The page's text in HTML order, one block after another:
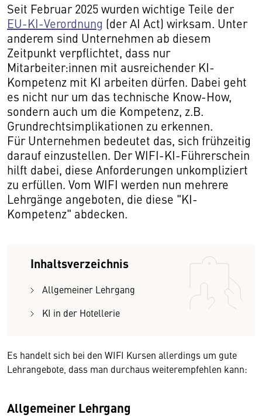
Seit Februar 2025 wurden wichtige Teile der
EU-KI-Verordnung (der AI Act) wirksam. Unter
anderem sind Unternehmen ab diesem
Zeitpunkt verpflichtet, dass nur
Mitarbeiter:innen mit ausreichender KI-
Kompetenz mit KI arbeiten dürfen. Dabei geht
es nicht nur um das technische Know-How,
sondern auch um die Kompetenz, z.B.
Grundrechtsimplikationen zu erkennen.
Für Unternehmen bedeutet das, sich frühzeitig
darauf einzustellen. Der WIFI-KI-Führerschein
hilft dabei, diese Anforderungen unkompliziert
zu erfüllen. Vom WIFI werden nun mehrere
Lehrgänge angeboten, die diese "KI-
Kompetenz" abdecken.
Inhaltsverzeichnis
Allgemeiner Lehrgang
KI in der Hotellerie
Es handelt sich bei den WIFI Kursen allerdings um gute
Lehrangebote, dass man durchaus weiterempfehlen kann:
Allgemeiner Lehrgang